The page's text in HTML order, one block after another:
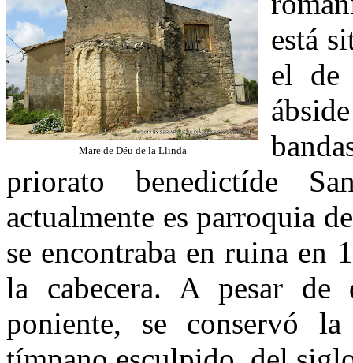
Mare de Déu de la Llinda
está
el de
priorato benedictíde
actualmente es parroquia
se encontraba en ruina en
la cabecera. A pesar
poniente, se conservó